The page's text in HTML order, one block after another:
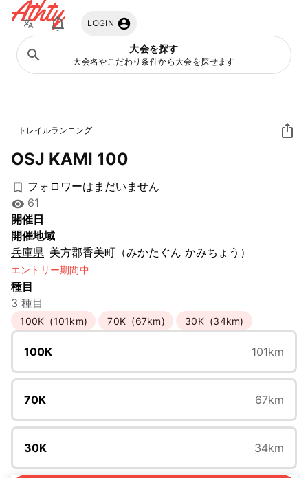
Athty LOGIN
大会を探す
大会名やこだわり条件から大会を探せます
トレイルランニング
OSJ KAMI 100
フォロワーはまだいません
61
開催日
開催地域
兵庫県 美方郡香美町（みかたぐん かみちょう）
エントリー期間中
種目
3 種目
100K (101km) 70K (67km) 30K (34km)
100K 101km
70K 67km
30K 34km